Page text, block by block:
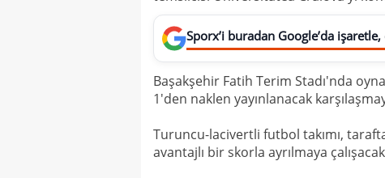
Sporx’i buradan Google’da
Başakşehir Fatih Terim Stadı'nda
1'den naklen yayınlanacak
Turuncu-lacivertli futbol takımı,
avantajlı bir skorla ayrılmaya